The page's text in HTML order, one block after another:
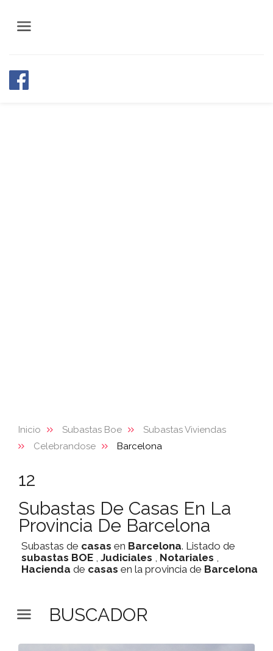
Inicio Subastas Boe
Subastas Viviendas
Celebrandose
Barcelona
12
Subastas De Casas En La
Provincia De Barcelona
Subastas de casas en Barcelona. Listado de
subastas BOE , Judiciales , Notariales ,
Hacienda de casas en la provincia de Barcelona
BUSCADOR